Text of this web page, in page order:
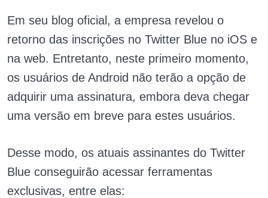
Em seu blog oficial, a empresa revelou o
retorno das inscrições no Twitter Blue no iOS e
na web. Entretanto, neste primeiro momento,
os usuários de Android não terão a opção de
adquirir uma assinatura, embora deva chegar
uma versão em breve para estes usuários.
Desse modo, os atuais assinantes do Twitter
Blue conseguirão acessar ferramentas
exclusivas, entre elas: